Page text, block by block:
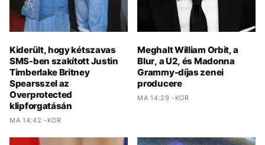
Kiderült, hogy kétszavas
SMS-ben szakított Justin
Timberlake Britney
Spearsszel az
Overprotected
klipforgatásán
MA 14:42 -KOR
Meghalt William Orbit, a
Blur, a U2, és Madonna
Grammy-díjas zenei
producere
MA 14:29 -KOR